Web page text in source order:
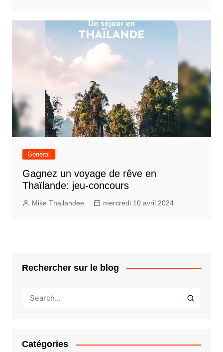
Général
Gagnez un voyage de rêve en
Thaïlande: jeu-concours
Mike Thailandee mercredi 10 avril 2024
Rechercher sur le blog
Catégories